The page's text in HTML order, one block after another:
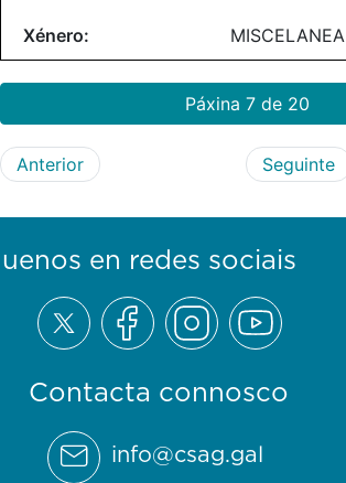
MISCELANEA
Páxina 7 de 20
Anterior Seguinte
Contacta connosco
info@csag.gal
en redes sociais